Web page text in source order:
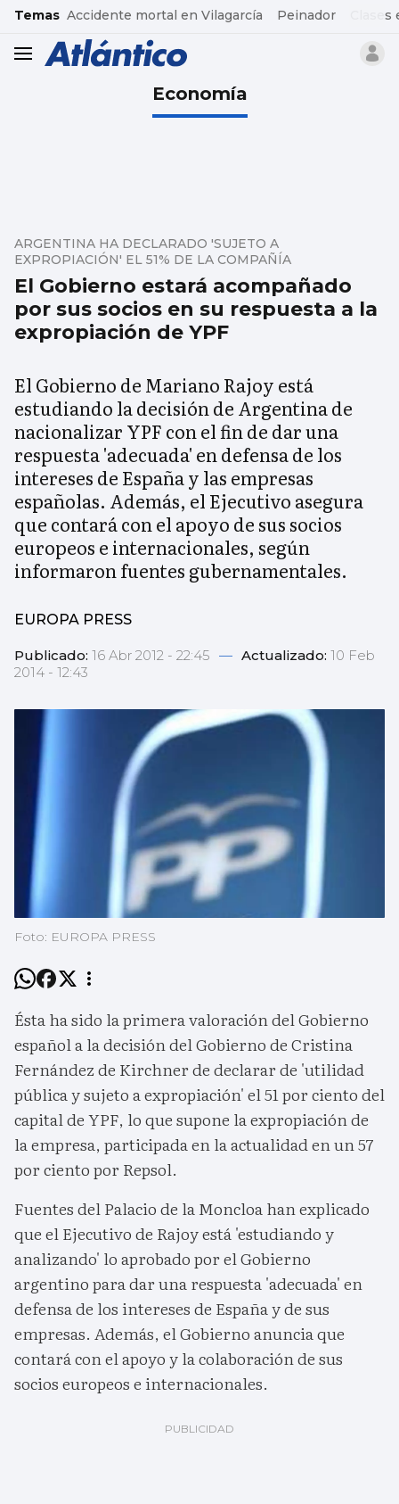
common.go-to-content
Temas Accidente mortal en Vilagarcía Peinador
header.menu.open
Economía
El Gobierno estará acompañado
por sus socios en su respuesta a la
expropiación de YPF
ARGENTINA HA DECLARADO 'SUJETO A
EXPROPIACIÓN' EL 51% DE LA COMPAÑÍA
El Gobierno de Mariano Rajoy está
estudiando la decisión de Argentina de
nacionalizar YPF con el fin de dar una
respuesta 'adecuada' en defensa de los
intereses de España y las empresas
españolas. Además, el Ejecutivo asegura
que contará con el apoyo de sus socios
europeos e internacionales, según
informaron fuentes gubernamentales.
EUROPA PRESS
Publicado: 16 Abr 2012 - 22:45 — Actualizado: 10 Feb
2014 - 12:43
Foto: EUROPA PRESS
Ésta ha sido la primera valoración del Gobierno
español a la decisión del Gobierno de Cristina
Fernández de Kirchner de declarar de 'utilidad
pública y sujeto a expropiación' el 51 por ciento del
capital de YPF, lo que supone la expropiación de
la empresa, participada en la actualidad en un 57
por ciento por Repsol.
Fuentes del Palacio de la Moncloa han explicado
que el Ejecutivo de Rajoy está 'estudiando y
analizando' lo aprobado por el Gobierno
argentino para dar una respuesta 'adecuada' en
defensa de los intereses de España y de sus
empresas. Además, el Gobierno anuncia que
contará con el apoyo y la colaboración de sus
socios europeos e internacionales.